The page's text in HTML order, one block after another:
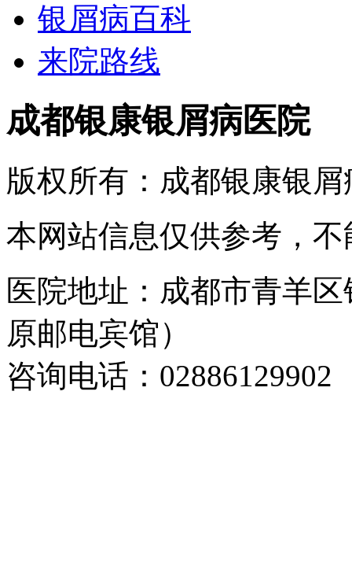
银屑病百科
来院路线
成都银康银屑病医院
版权所有：成都银康银
本网站信息仅供参考，
医院地址：成都市青羊
原邮电宾馆）
咨询电话：02886129902